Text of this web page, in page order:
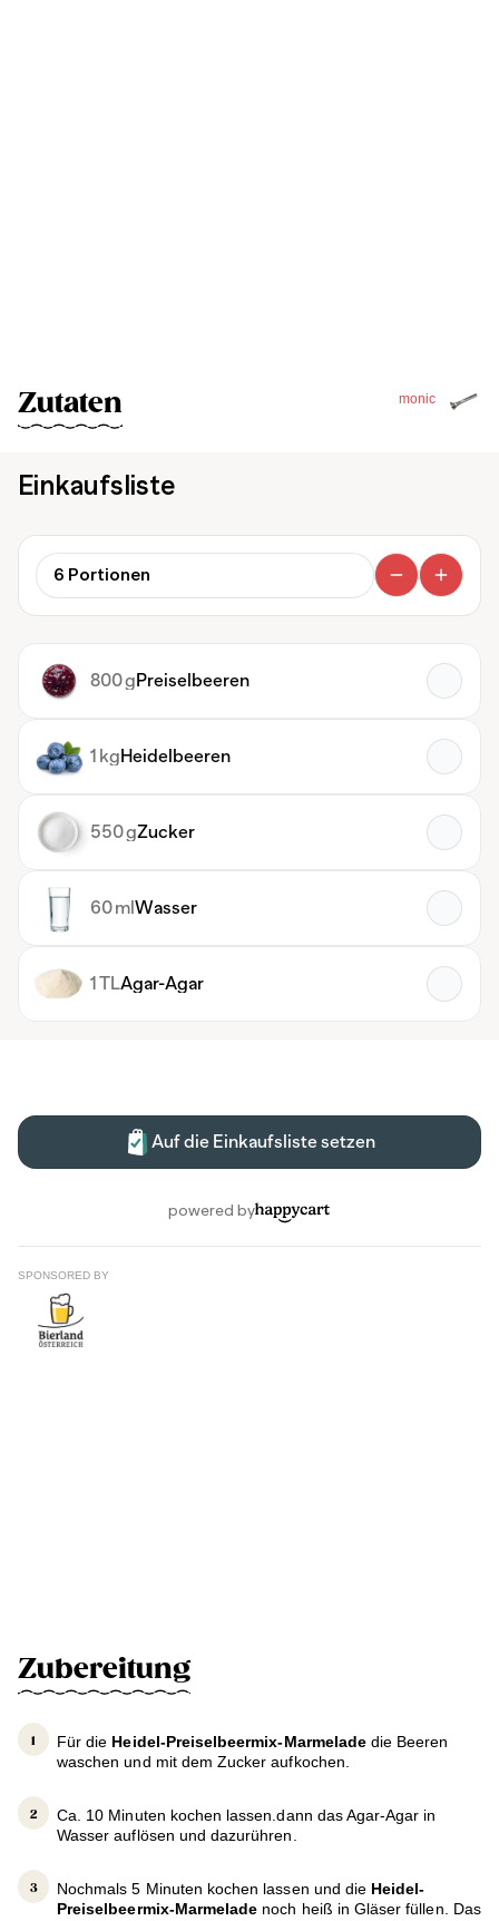
monic
Zutaten
SPONSORED BY
Zubereitung
Für die Heidel-Preiselbeermix-Marmeladedie Beeren
waschen und mit dem Zucker aufkochen.
Ca. 10 Minuten kochen lassen.dann das Agar-Agar in
Wasser auflösen und dazurühren.
Nochmals 5 Minuten kochen lassen und die Heidel-
Preiselbeermix-Marmelade noch heiß in Gläser füllen. Das